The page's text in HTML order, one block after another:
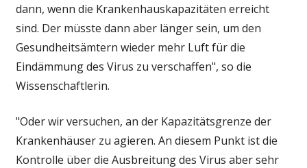
dann, wenn die Krankenhauskapazitäten erreicht
sind. Der müsste dann aber länger sein, um den
Gesundheitsämtern wieder mehr Luft für die
Eindämmung des Virus zu verschaffen", so die
Wissenschaftlerin.
"Oder wir versuchen, an der Kapazitätsgrenze der
Krankenhäuser zu agieren. An diesem Punkt ist die
Kontrolle über die Ausbreitung des Virus aber sehr